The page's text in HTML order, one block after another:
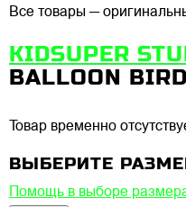
Все товары —
KIDSUPER
BALLOON
Товар временно
ВЫБЕРИТЕ
Помощь в выборе